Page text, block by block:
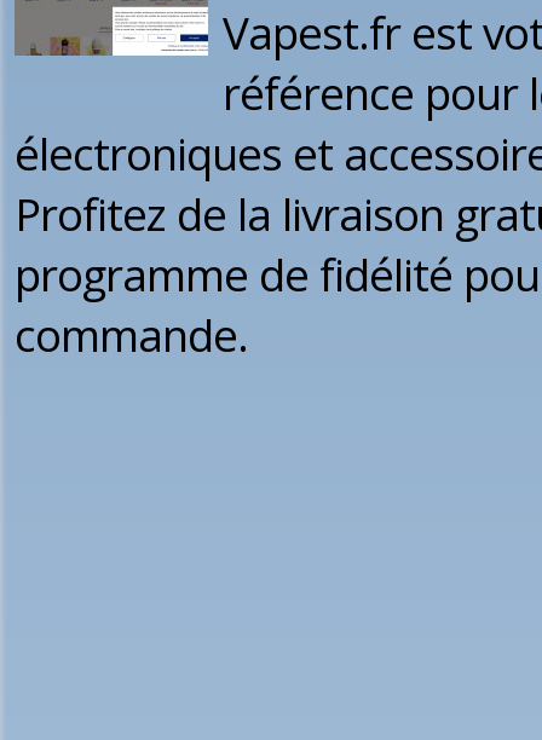
Vapest.fr est
référence pour
électroniques et
Profitez de la livraison
programme de fidélité
commande.